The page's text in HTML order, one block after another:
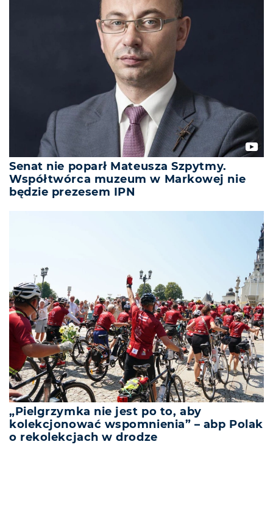
Senat nie poparł Mateusza Szpytmy.
Współtwórca muzeum w Markowej nie
będzie prezesem IPN
„Pielgrzymka nie jest po to, aby
kolekcjonować wspomnienia” – abp Polak
o rekolekcjach w drodze